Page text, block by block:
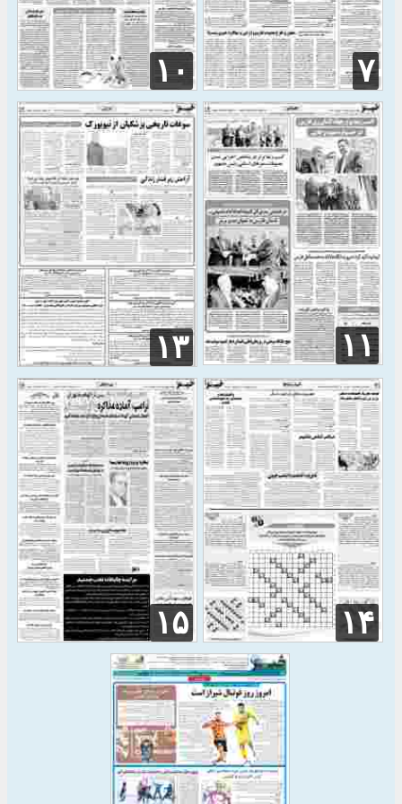
۷ ۱۰
۱۱ ۱۳
۱۴ ۱۵